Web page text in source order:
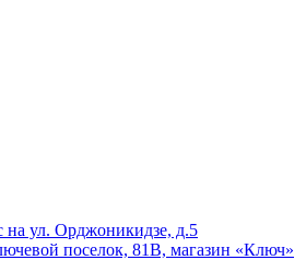
ул. Орджоникидзе, д.5
поселок, 81В, магазин «Ключ»